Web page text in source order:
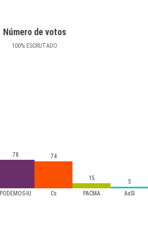
Número de votos
100% ESCRUTADO
PODEMOS-IU Cs PACMA AxSÍ
78
74
15 5